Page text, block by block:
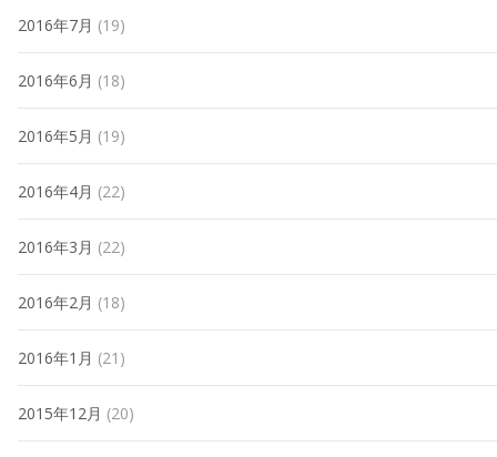
2016年7月 (19)
2016年6月 (18)
2016年5月 (19)
2016年4月 (22)
2016年3月 (22)
2016年2月 (18)
2016年1月 (21)
2015年12月 (20)